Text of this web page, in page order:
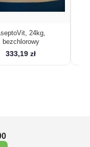
24kg,
bezchlorowy
333,19 zł